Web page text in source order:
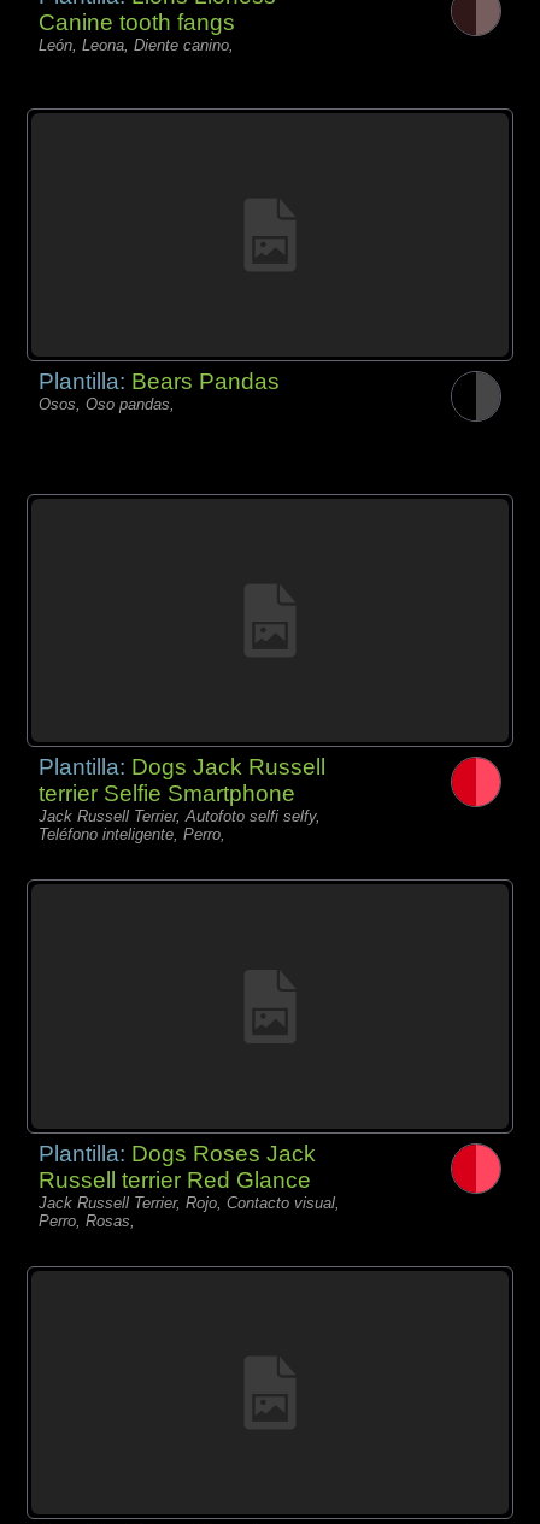
Canine tooth fangs
León, Leona, Diente canino,
Plantilla: Bears Pandas
Osos, Oso pandas,
Plantilla: Dogs Jack Russell
terrier Selfie Smartphone
Jack Russell Terrier, Autofoto selfi selfy,
Teléfono inteligente, Perro,
Plantilla: Dogs Roses Jack
Russell terrier Red Glance
Jack Russell Terrier, Rojo, Contacto visual,
Perro, Rosas,